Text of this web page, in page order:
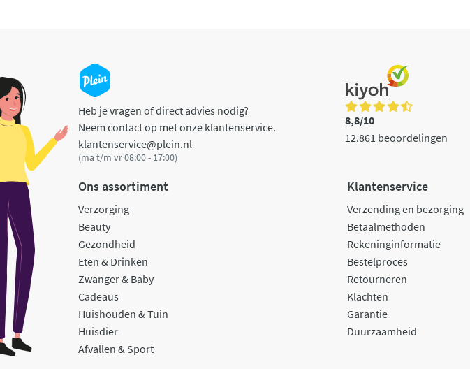
Heb je vragen of direct advies nodig?
Neem contact op met onze klantenservice.
klantenservice@plein.nl
(ma t/m vr 08:00 - 17:00)
8,8/10
12.861 beoordelingen
Ons assortiment
Verzorging
Beauty
Gezondheid
Eten & Drinken
Zwanger & Baby
Cadeaus
Huishouden & Tuin
Huisdier
Afvallen & Sport
Klantenservice
Verzending en bezorging
Betaalmethoden
Rekeninginformatie
Bestelproces
Retourneren
Klachten
Garantie
Duurzaamheid